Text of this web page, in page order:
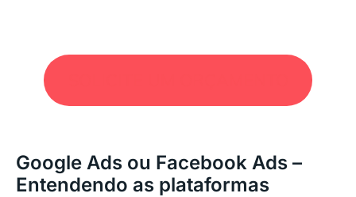
Google Ads ou Facebook Ads –
Entendendo as plataformas